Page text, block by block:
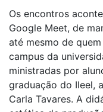
Os encontros
Google Meet, de
até mesmo de
campus da
ministradas por
graduação do Ileel,
Carla Tavares. A